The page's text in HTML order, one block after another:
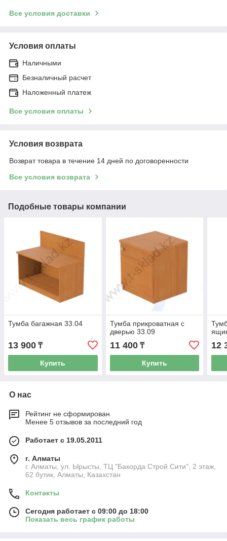
Все условия доставки
Условия оплаты
Наличными
Безналичный расчет
Наложенный платеж
Все условия оплаты
Условия возврата
Возврат товара в течение 14 дней по договоренности
Все условия возврата
Подобные товары компании
Тумба багажная 33.04
13 900 ₸
Купить
Тумба прикроватная с
дверью 33.09
11 400₸
Купить
12
О нас
Рейтинг не сформирован
Менее 5 отзывов за последний год
Работает с 19.05.2011
г. Алматы
г. Алматы, ул. Ырысты, ТЦ "Бакорда Строй Сити", 2 этаж,
62 бутик, Алматы, Казахстан
Контакты
Сегодня работает с 09:00 до 18:00
Показать весь график работы